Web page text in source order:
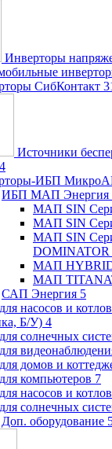
Инверторы
СибКонтакт
Источники
ИБП
ИБП МАП Энергия
МАП SIN
МАП SIN
МАП SIN
DOMINATOR
МАП
МАП
САП Энергия 5
насосов и
Б/У) 4
солнечных
домов и
компьютеров 7
насосов и
солнечных
Доп. оборудование